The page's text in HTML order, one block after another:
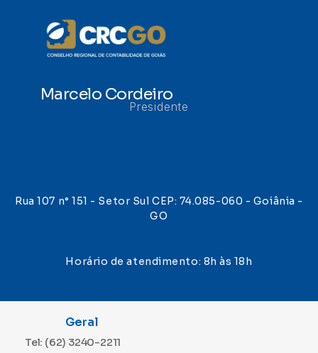
Marcelo Cordeiro
Presidente
Rua 107 n° 151 - Setor Sul CEP: 74.085-060 - Goiânia -
GO
Horário de atendimento: 8h às 18h
Geral
Tel: (62) 3240-2211